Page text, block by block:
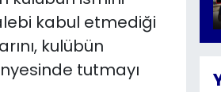
kabul etmediği
kulübün
tutmayı